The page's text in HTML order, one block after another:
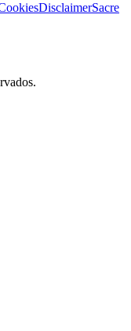
DisclaimerSacre